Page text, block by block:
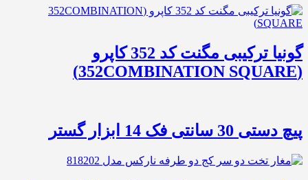
گونیا ترکیبی مگنت کد 352 کاپرو
(352COMBINATION SQUARE)
پیچ دستی 30 سانتی فک 14 ابزار گستر